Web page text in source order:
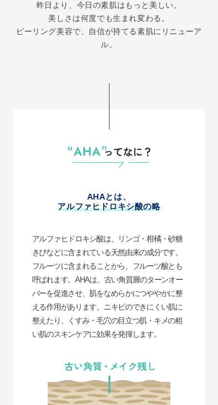
昨日より、今日の素肌はもっと美しい。
美しさは何度でも生まれ変わる。
ピーリング美容で、自信が持てる素肌にリニューア
ル。
AHAとは、
アルファヒドロキシ酸の略
アルファヒドロキシ酸は、リンゴ・柑橘・砂糖
きびなどに含まれている天然由来の成分です。
フルーツに含まれることから、フルーツ酸とも
呼ばれます。AHAは、古い角質層のターンオー
バーを促進させ、肌をなめらかにつややかに整
える作用があります。ニキビのできにくい肌に
整えたり、くすみ・毛穴の目立つ肌・キメの粗
い肌のスキンケアに効果を発揮します。